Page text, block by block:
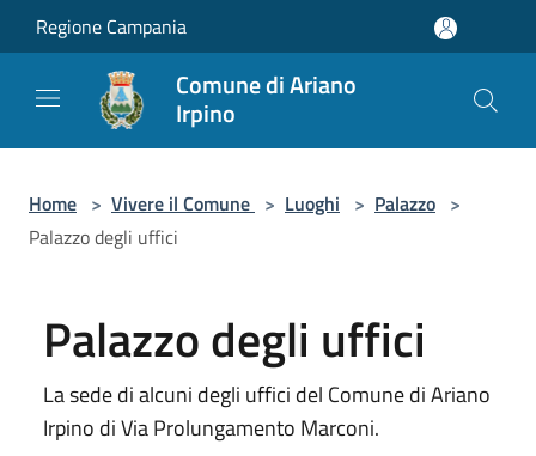
Salta al contenuto principale
Regione Campania
Comune di Ariano
Irpino
Home > Vivere il Comune > Luoghi > Palazzo >
Palazzo degli uffici
Palazzo degli uffici
La sede di alcuni degli uffici del Comune di Ariano
Irpino di Via Prolungamento Marconi.